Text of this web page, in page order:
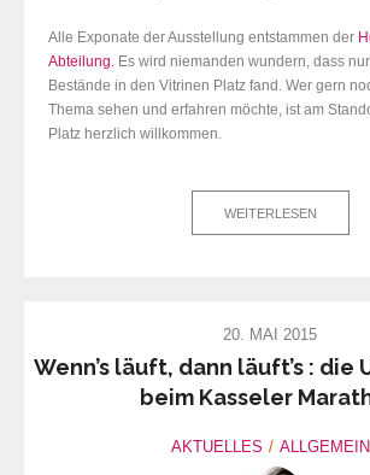
Alle Exponate der Ausstellung entstammen der
Abteilung. Es wird niemanden wundern, dass
Bestände in den Vitrinen Platz fand. Wer gern
Thema sehen und erfahren möchte, ist am
Platz herzlich willkommen.
WEITERLESEN
20. MAI 2015
Wenn’s läuft, dann läuft’s :
beim Kasseler
AKTUELLES ALLGEMEIN